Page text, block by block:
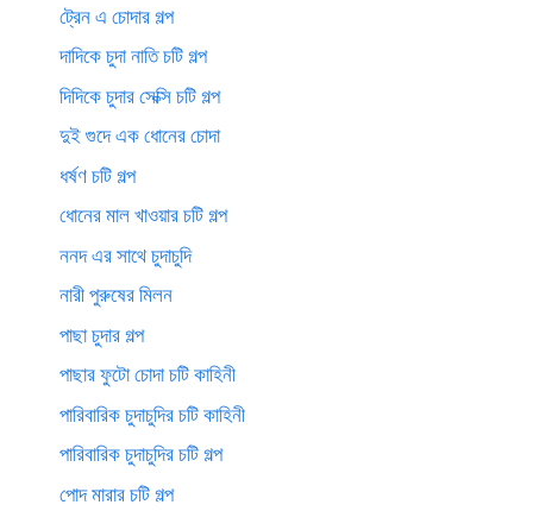
ট্রেন এ চোদার গল্প
দাদিকে চুদা নাতি চটি গল্প
দিদিকে চুদার সেক্সি চটি গল্প
দুই গুদে এক ধোনের চোদা
ধর্ষণ চটি গল্প
ধোনের মাল খাওয়ার চটি গল্প
ননদ এর সাথে চুদাচুদি
নারী পুরুষের মিলন
পাছা চুদার গল্প
পাছার ফুটো চোদা চটি কাহিনী
পারিবারিক চুদাচুদির চটি কাহিনী
পারিবারিক চুদাচুদির চটি গল্প
পোদ মারার চটি গল্প